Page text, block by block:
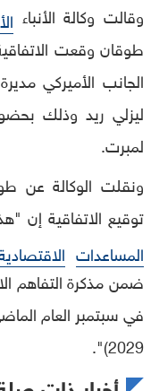
وقالت وكالة الأنباء
طوقان وقعت
الجانب الأميركي
ليزلي ريد وذلك
لمبرت.
ونقلت الوكالة
توقيع الاتفاقية إن
المساعدات
ضمن مذكرة التفاهم
2029)".